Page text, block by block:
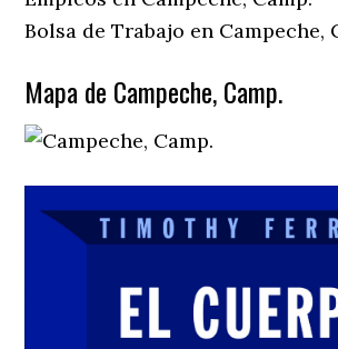
Bolsa de Trabajo en Campeche,
Mapa de Campeche, Camp.